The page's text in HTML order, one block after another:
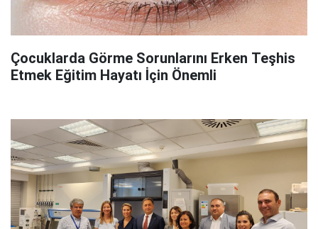
Çocuklarda Görme Sorunlarını Erken Teşhis
Etmek Eğitim Hayatı İçin Önemli